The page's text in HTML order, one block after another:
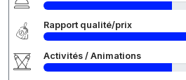
Rapport qualité/prix
Activités / Animations